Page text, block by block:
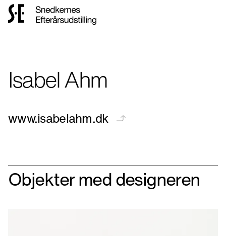
Isabel Ahm
www.isabelahm.dk
Objekter med designeren